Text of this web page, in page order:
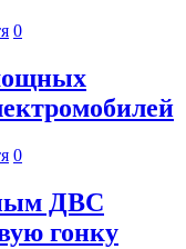
0
0
ДВС
гонку